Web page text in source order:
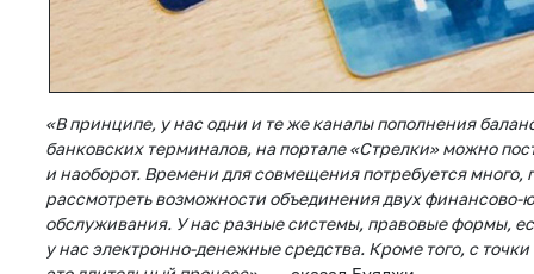
«В принципе, у нас одни и те же каналы пополнения
банковских терминалов, на портале «Стрелки» можно
и наоборот. Времени для совмещения потребуется много,
рассмотреть возможности объединения двух финансово-
обслуживания. У нас разные системы, правовые формы,
у нас электронно-денежные средства. Кроме того, с